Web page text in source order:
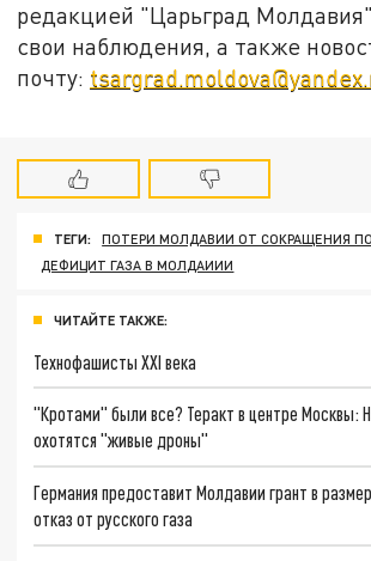
редакцией "Царьград
свои наблюдения, а также
почту:
ТЕГИ:
ПОТЕРИ МОЛДАВИИ ОТ СОКРАЩЕНИЯ
ДЕФИЦИТ ГАЗА В МОЛДАИИИ
ЧИТАЙТЕ ТАКЖЕ:
Технофашисты XXI века
"Кротами" были все? Теракт в центре Москвы:
охотятся "живые дроны"
Германия предоставит Молдавии грант в
отказ от русского газа